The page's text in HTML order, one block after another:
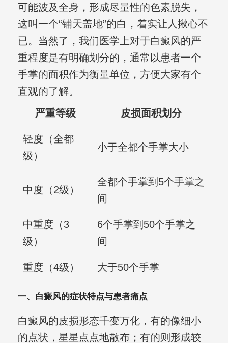
可能波及全身，形成尽量性的色素脱失，
这叫一个“铺天盖地”的白，着实让人揪心不
已。当然了，我们医学上对于白癜风的严
重程度是有明确划分的，通常以患者一个
手掌的面积作为衡量单位，方便大家有个
直观的了解。
严重等级
皮损面积划分
轻度（全都
级）
小于全都个手掌大小
中度（2级）
全都个手掌到5个手掌之
间
中重度（3
级）
6个手掌到50个手掌之
间
重度（4级） 大于50个手掌
一、白癜风的症状特点与患者痛点
白癜风的皮损形态千变万化，有的像细小
的点状，星星点点地散布；有的则形成较